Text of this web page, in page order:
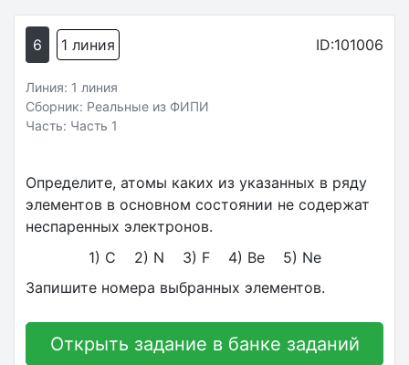
6 1 линия ID:101006
Линия: 1 линия
Сборник: Реальные из ФИПИ
Часть: Часть 1
Определите, атомы каких из указанных в ряду
элементов в основном состоянии не содержат
неспаренных электронов.
1) C 2) N 3) F 4) Be 5) Ne
Запишите номера выбранных элементов.
Открыть задание в банке заданий